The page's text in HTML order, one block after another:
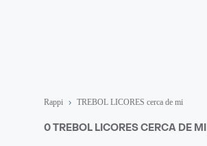
Rappi TREBOL LICORES cerca de mi
0 TREBOL LICORES CERCA DE MI